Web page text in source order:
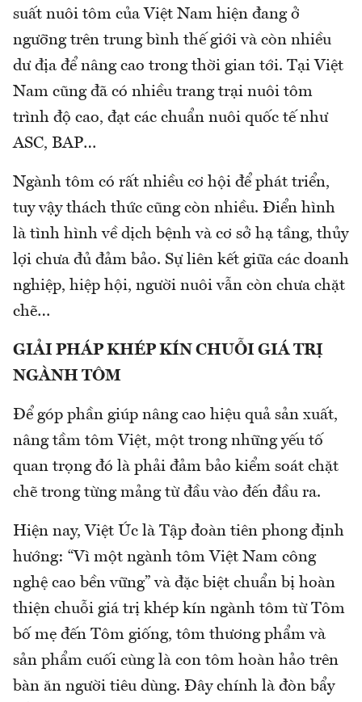
suất nuôi tôm của Việt Nam hiện đang ở
ngưỡng trên trung bình thế giới và còn nhiều
dư địa để nâng cao trong thời gian tới. Tại Việt
Nam cũng đã có nhiều trang trại nuôi tôm
trình độ cao, đạt các chuẩn nuôi quốc tế như
ASC, BAP…
Ngành tôm có rất nhiều cơ hội để phát triển,
tuy vậy thách thức cũng còn nhiều. Điển hình
là tình hình về dịch bệnh và cơ sở hạ tầng, thủy
lợi chưa đủ đảm bảo. Sự liên kết giữa các doanh
nghiệp, hiệp hội, người nuôi vẫn còn chưa chặt
chẽ…
GIẢI PHÁP KHÉP KÍN CHUỖI GIÁ TRỊ
NGÀNH TÔM
Để góp phần giúp nâng cao hiệu quả sản xuất,
nâng tầm tôm Việt, một trong những yếu tố
quan trọng đó là phải đảm bảo kiểm soát chặt
chẽ trong từng mảng từ đầu vào đến đầu ra.
Hiện nay, Việt Úc là Tập đoàn tiên phong định
hướng: “Vì một ngành tôm Việt Nam công
nghệ cao bền vững” và đặc biệt chuẩn bị hoàn
thiện chuỗi giá trị khép kín ngành tôm từ Tôm
bố mẹ đến Tôm giống, tôm thương phẩm và
sản phẩm cuối cùng là con tôm hoàn hảo trên
bàn ăn người tiêu dùng. Đây chính là đòn bẩy